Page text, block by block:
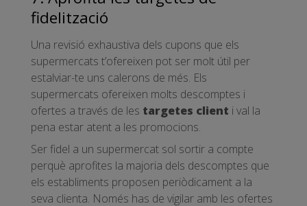
fidelització
Una revisió exhaustiva dels cupons que els
supermercats t’ofereixen pot ser molt útil per
estalviar-te uns calerons de més. Els
supermercats ofereixen molts descomptes i
ofertes a través de les targetes client i val la
pena estar atent a les promocions.
Ser fidel a un supermercat sol sortir a compte
perquè aprofites la majoria dels descomptes que
els establiments proposen periòdicament a la
seva clienta. Només has de vigilar amb les ofertes